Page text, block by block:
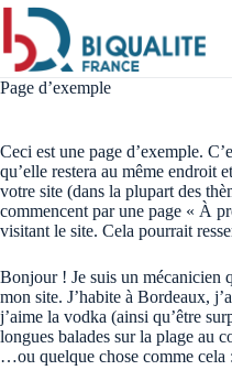
Passer
contenu
Page d’exemple
Ceci est une page d’exemple.
qu’elle restera au même endroit
votre site (dans la plupart des
commencent par une page « À
visitant le site. Cela pourrait
Bonjour ! Je suis un mécanicien
mon site. J’habite à Bordeaux,
j’aime la vodka (ainsi qu’être
longues balades sur la plage au
…ou quelque chose comme cela :